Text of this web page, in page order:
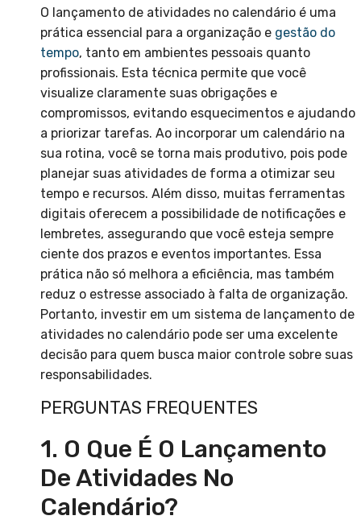
O lançamento de atividades no calendário é uma
prática essencial para a organização e gestão do
tempo, tanto em ambientes pessoais quanto
profissionais. Esta técnica permite que você
visualize claramente suas obrigações e
compromissos, evitando esquecimentos e ajudando
a priorizar tarefas. Ao incorporar um calendário na
sua rotina, você se torna mais produtivo, pois pode
planejar suas atividades de forma a otimizar seu
tempo e recursos. Além disso, muitas ferramentas
digitais oferecem a possibilidade de notificações e
lembretes, assegurando que você esteja sempre
ciente dos prazos e eventos importantes. Essa
prática não só melhora a eficiência, mas também
reduz o estresse associado à falta de organização.
Portanto, investir em um sistema de lançamento de
atividades no calendário pode ser uma excelente
decisão para quem busca maior controle sobre suas
responsabilidades.
PERGUNTAS FREQUENTES
1. O Que É O Lançamento
De Atividades No
Calendário?